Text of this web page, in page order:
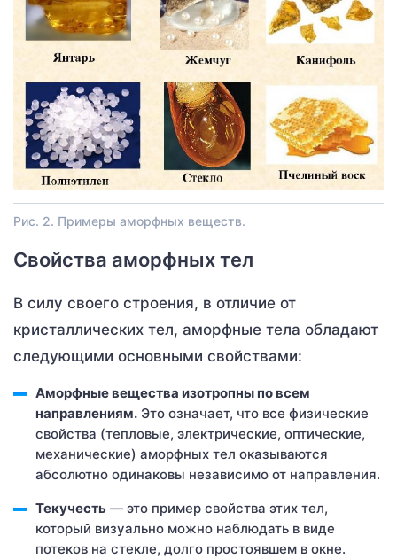
Рис. 2. Примеры аморфных веществ.
Свойства аморфных тел
В силу своего строения, в отличие от
кристаллических тел, аморфные тела обладают
следующими основными свойствами:
Аморфные вещества изотропны по всем
направлениям. Это означает, что все физические
свойства (тепловые, электрические, оптические,
механические) аморфных тел оказываются
абсолютно одинаковы независимо от направления.
Текучесть — это пример свойства этих тел,
который визуально можно наблюдать в виде
потеков на стекле, долго простоявшем в окне.